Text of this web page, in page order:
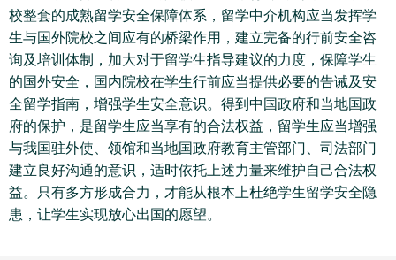
校整套的成熟留学安全保障体系，留学中介机构应当发挥学
生与国外院校之间应有的桥梁作用，建立完备的行前安全咨
询及培训体制，加大对于留学生指导建议的力度，保障学生
的国外安全，国内院校在学生行前应当提供必要的告诫及安
全留学指南，增强学生安全意识。得到中国政府和当地国政
府的保护，是留学生应当享有的合法权益，留学生应当增强
与我国驻外使、领馆和当地国政府教育主管部门、司法部门
建立良好沟通的意识，适时依托上述力量来维护自己合法权
益。只有多方形成合力，才能从根本上杜绝学生留学安全隐
患，让学生实现放心出国的愿望。